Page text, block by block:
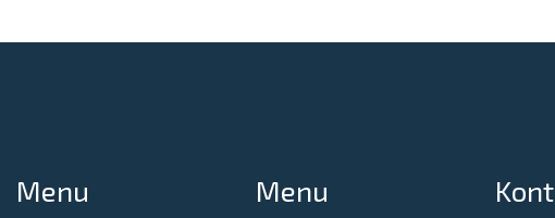
Menu Menu